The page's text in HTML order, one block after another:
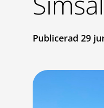
Publicerad 29